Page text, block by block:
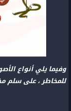
وفيما يلي أنواع
للمخاطر ، على سلم